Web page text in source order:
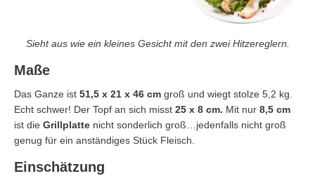
Sieht aus wie ein kleines Gesicht mit den zwei Hitzereglern.
Maße
Das Ganze ist 51,5 x 21 x 46 cm groß und wiegt stolze 5,2 kg.
Echt schwer! Der Topf an sich misst 25 x 8 cm. Mit nur 8,5 cm
ist die Grillplatte nicht sonderlich groß…jedenfalls nicht groß
genug für ein anständiges Stück Fleisch.
Einschätzung